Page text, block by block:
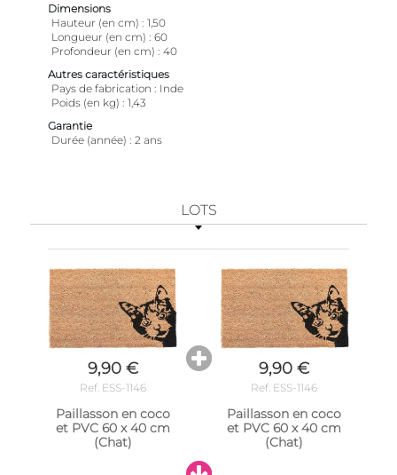
Dimensions
Hauteur (en cm)
1,50
Longueur (en cm)
60
Profondeur (en cm)
40
Autres caractéristiques
Pays de fabrication
Inde
Poids (en kg)
1,43
Garantie
Durée (année)
2 ans
LOTS
9,90 €
Ref. ESS-1146
Paillasson en coco
et PVC 60 x 40 cm
(Chat)
9,90 €
Ref. ESS-1146
Paillasson en coco
et PVC 60 x 40 cm
(Chat)